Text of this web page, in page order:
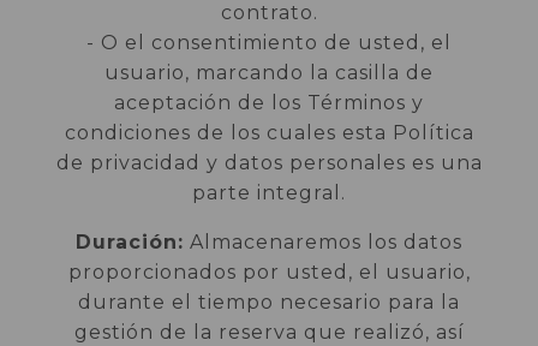
contrato.
- O el consentimiento de usted, el
usuario, marcando la casilla de
aceptación de los Términos y
condiciones de los cuales esta Política
de privacidad y datos personales es una
parte integral.
Duración: Almacenaremos los datos
proporcionados por usted, el usuario,
durante el tiempo necesario para la
gestión de la reserva que realizó, así